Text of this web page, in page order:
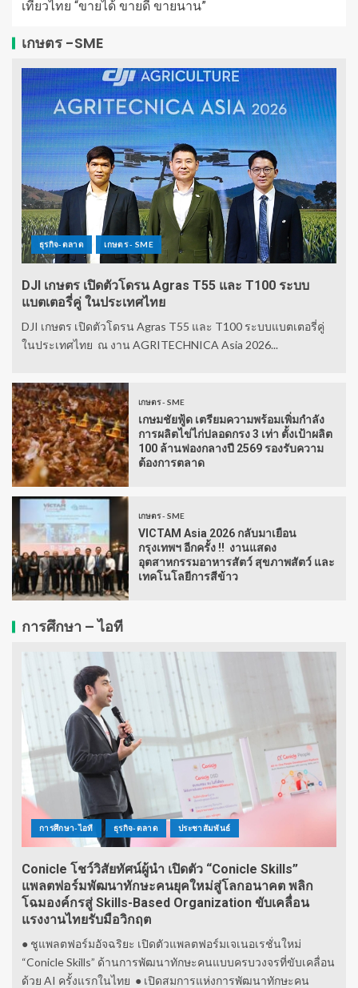
เที่ยวไทย “ขายได้ ขายดี ขายนาน”
เกษตร -SME
ธุรกิจ-ตลาด เกษตร - SME
DJI เกษตร เปิดตัวโดรน Agras T55 และ T100 ระบบ
แบตเตอรี่คู่ ในประเทศไทย
DJI เกษตร เปิดตัวโดรน Agras T55 และ T100 ระบบแบตเตอรี่คู่
ในประเทศไทย ณ งาน AGRITECHNICA Asia 2026...
เกษตร - SME
เกษมชัยฟู้ด เตรียมความพร้อมเพิ่มกำลัง
การผลิตไข่ไก่ปลอดกรง 3 เท่า ตั้งเป้าผลิต
100 ล้านฟองกลางปี 2569 รองรับความ
ต้องการตลาด
เกษตร - SME
VICTAM Asia 2026 กลับมาเยือน
กรุงเทพฯ อีกครั้ง !! งานแสดง
อุตสาหกรรมอาหารสัตว์ สุขภาพสัตว์ และ
เทคโนโลยีการสีข้าว
การศึกษา – ไอที
การศึกษา-ไอที ธุรกิจ-ตลาด ประชาสัมพันธ์
Conicle โชว์วิสัยทัศน์ผู้นำ เปิดตัว “Conicle Skills”
แพลตฟอร์มพัฒนาทักษะคนยุคใหม่สู่โลกอนาคต พลิก
โฉมองค์กรสู่ Skills-Based Organization ขับเคลื่อน
แรงงานไทยรับมือวิกฤต
● ชูแพลตฟอร์มอัจฉริยะ เปิดตัวแพลตฟอร์มเจเนอเรชั่นใหม่
“Conicle Skills” ด้านการพัฒนาทักษะคนแบบครบวงจรที่ขับเคลื่อน
ด้วย AI ครั้งแรกในไทย ● เปิดสมการแห่งการพัฒนาทักษะคน